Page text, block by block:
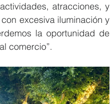
atracciones, y
excesiva iluminación y
la oportunidad de
comercio”.